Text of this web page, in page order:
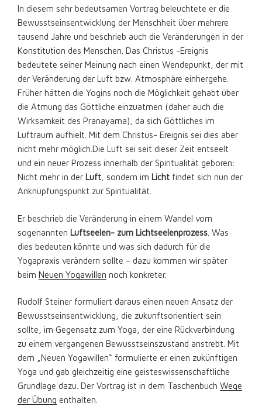
In diesem sehr bedeutsamen Vortrag beleuchtete er die
Bewusstseinsentwicklung der Menschheit über mehrere
tausend Jahre und beschrieb auch die Veränderungen in der
Konstitution des Menschen. Das Christus -Ereignis
bedeutete seiner Meinung nach einen Wendepunkt, der mit
der Veränderung der Luft bzw. Atmosphäre einhergehe.
Früher hätten die Yogins noch die Möglichkeit gehabt über
die Atmung das Göttliche einzuatmen (daher auch die
Wirksamkeit des Pranayama), da sich Göttliches im
Luftraum aufhielt. Mit dem Christus- Ereignis sei dies aber
nicht mehr möglich.Die Luft sei seit dieser Zeit entseelt
und ein neuer Prozess innerhalb der Spiritualität geboren:
Nicht mehr in der Luft , sondern im Licht findet sich nun der
Anknüpfungspunkt zur Spiritualität.
Er beschrieb die Veränderung in einem Wandel vom
sogenannten Luftseelen- zum Lichtseelenprozess . Was
dies bedeuten könnte und was sich dadurch für die
Yogapraxis verändern sollte – dazu kommen wir später
beim Neuen Yogawillen noch konkreter.
Rudolf Steiner formuliert daraus einen neuen Ansatz der
Bewusstseinsentwicklung, die zukunftsorientiert sein
sollte, im Gegensatz zum Yoga, der eine Rückverbindung
zu einem vergangenen Bewusstseinszustand anstrebt. Mit
dem „Neuen Yogawillen“ formulierte er einen zukünftigen
Yoga und gab gleichzeitig eine geisteswissenschaftliche
Grundlage dazu. Der Vortrag ist in dem Taschenbuch Wege
der Übung enthalten.